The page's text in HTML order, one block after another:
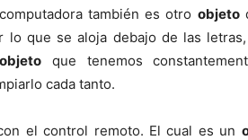
también es otro objeto
lo que se aloja debajo de las
objetoque tenemos
cada tanto.
el control remoto. El cual es un